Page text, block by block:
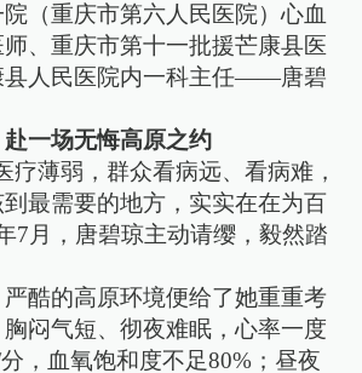
（重庆市第六人民医院）心血
、重庆市第十一批援芒康县医
县人民医院内一科主任——唐碧
一场无悔高原之约
疗薄弱，群众看病远、看病难，
最需要的地方，实实在在为百
7月，唐碧琼主动请缨，毅然踏
酷的高原环境便给了她重重考
闷气短、彻夜难眠，心率一度
，血氧饱和度不足80%；昼夜